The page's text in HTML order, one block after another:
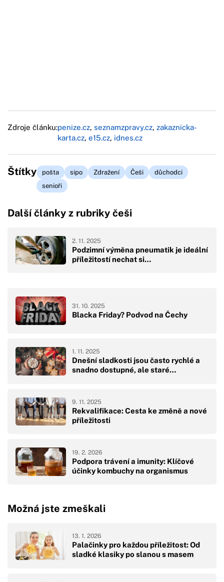
Zdroje článku:penize.cz, seznamzpravy.cz, zakaznicka-
karta.cz, e15.cz, idnes.cz
Štítky pošta sipo Zdražení Češi
důchodci
senioři
Další články z rubriky češi
Podzimní výměna pneumatik je ideální
příležitostí nechat si…
2. 11. 2025
Blacka Friday? Podvod na Čechy
31. 10. 2025
Dnešní sladkosti jsou často rychlé a
snadno dostupné, ale staré…
1. 11. 2025
Rekvalifikace: Cesta ke změně a nové
příležitosti
9. 11. 2025
Podpora trávení a imunity: Klíčové
účinky kombuchy na organismus
19. 2. 2026
Možná jste zmeškali
Palačinky pro každou příležitost: Od
sladké klasiky po slanou s masem
13. 1. 2026